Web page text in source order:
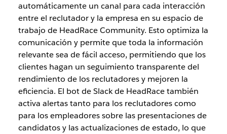
automáticamente un canal para cada interacción
entre el reclutador y la empresa en su espacio de
trabajo de HeadRace Community. Esto optimiza la
comunicación y permite que toda la información
relevante sea de fácil acceso, permitiendo que los
clientes hagan un seguimiento transparente del
rendimiento de los reclutadores y mejoren la
eficiencia. El bot de Slack de HeadRace también
activa alertas tanto para los reclutadores como
para los empleadores sobre las presentaciones de
candidatos y las actualizaciones de estado, lo que